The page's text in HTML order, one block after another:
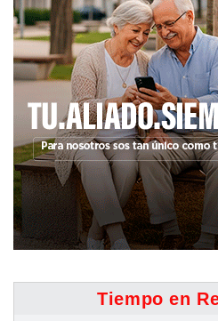
Tiempo en